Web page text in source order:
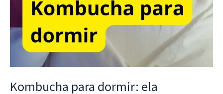
Kombucha para dormir: ela